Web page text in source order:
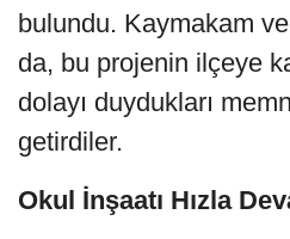
bulundu. Kaymakam
da, bu projenin ilçeye
dolayı duydukları
getirdiler.
Okul İnşaatı Hızla